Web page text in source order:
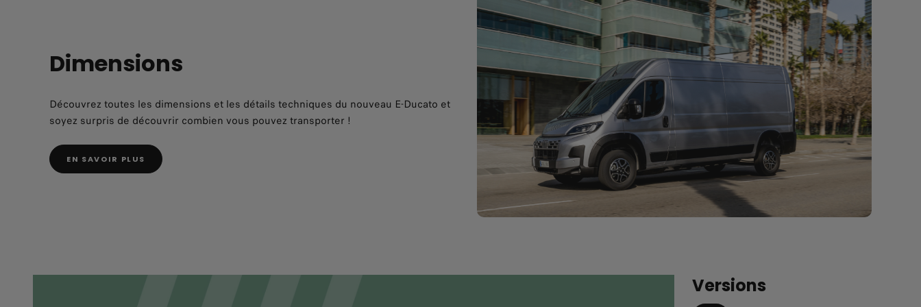
Dimensions
Découvrez toutes les dimensions et les détails techniques du nouveau E-Ducato et
soyez surpris de découvrir combien vous pouvez transporter !
EN SAVOIR PLUS
Versions